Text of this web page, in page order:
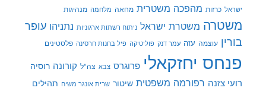
ישראל כרזות מהפכה משטרית מחאה מלחמה מנהיגות
משטרה משטרת ישראל ניתוח רשתות ארגוניות נתניהו עופר
בורין עוצמה עזה עמר דנק פוליטיקה פיל בחנות חרסינה פלסטינים
פנחס יחזקאלי פרוגרס צבא צה"ל קורונה רוסיה
רועי צזנה רפורמה משפטית שיטור שרית אונגר משיח תהילים